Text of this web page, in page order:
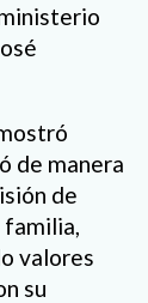
de manera
de
familia,
valores
su